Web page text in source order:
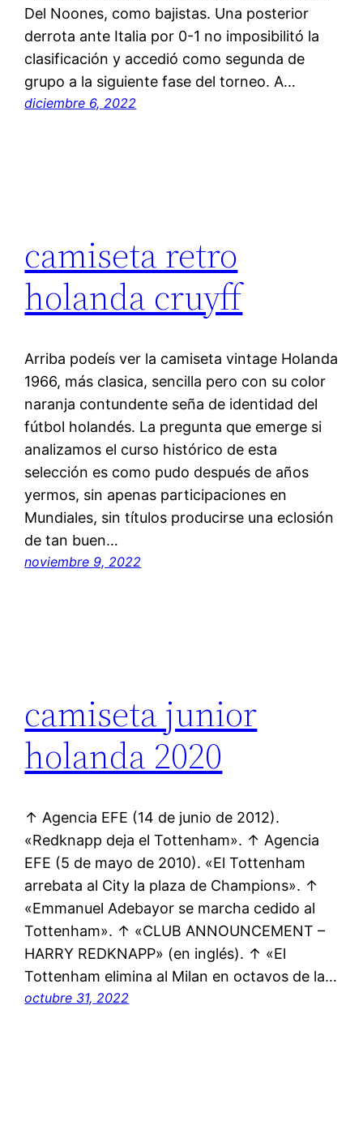
Del Noones, como bajistas. Una posterior
derrota ante Italia por 0-1 no imposibilitó la
clasificación y accedió como segunda de
grupo a la siguiente fase del torneo. A…
diciembre 6, 2022
camiseta retro
holanda cruyff
Arriba podeís ver la camiseta vintage Holanda
1966, más clasica, sencilla pero con su color
naranja contundente seña de identidad del
fútbol holandés. La pregunta que emerge si
analizamos el curso histórico de esta
selección es como pudo después de años
yermos, sin apenas participaciones en
Mundiales, sin títulos producirse una eclosión
de tan buen…
noviembre 9, 2022
camiseta junior
holanda 2020
↑ Agencia EFE (14 de junio de 2012).
«Redknapp deja el Tottenham». ↑ Agencia
EFE (5 de mayo de 2010). «El Tottenham
arrebata al City la plaza de Champions». ↑
«Emmanuel Adebayor se marcha cedido al
Tottenham». ↑ «CLUB ANNOUNCEMENT –
HARRY REDKNAPP» (en inglés). ↑ «El
Tottenham elimina al Milan en octavos de la…
octubre 31, 2022